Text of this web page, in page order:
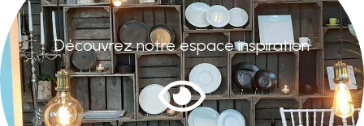
Découvrez notre espace inspiration